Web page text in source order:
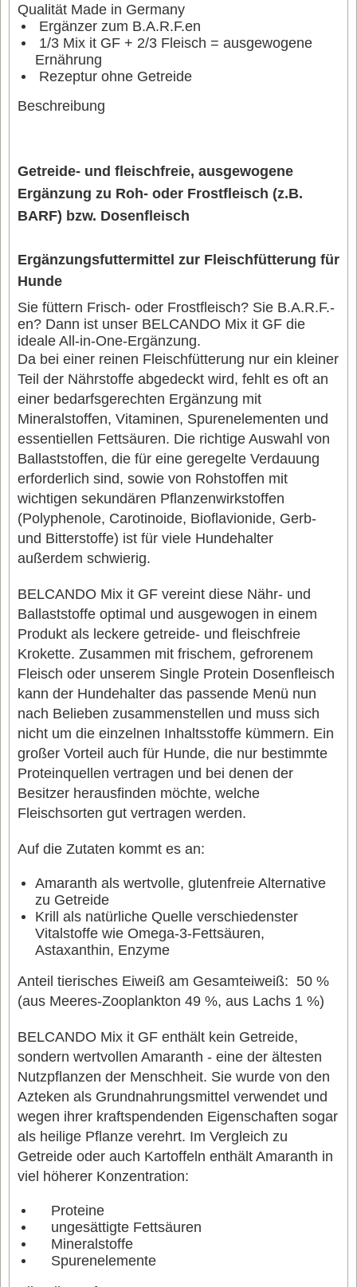
Qualität Made in Germany
Ergänzer zum B.A.R.F.en
1/3 Mix it GF + 2/3 Fleisch = ausgewogene
Ernährung
Rezeptur ohne Getreide
Beschreibung
Getreide- und fleischfreie, ausgewogene
Ergänzung zu Roh- oder Frostfleisch (z.B.
BARF) bzw. Dosenfleisch
Ergänzungsfuttermittel zur Fleischfütterung für
Hunde
Sie füttern Frisch- oder Frostfleisch? Sie B.A.R.F.-
en? Dann ist unser BELCANDO Mix it GF die
ideale All-in-One-Ergänzung.
Da bei einer reinen Fleischfütterung nur ein kleiner
Teil der Nährstoffe abgedeckt wird, fehlt es oft an
einer bedarfsgerechten Ergänzung mit
Mineralstoffen, Vitaminen, Spurenelementen und
essentiellen Fettsäuren. Die richtige Auswahl von
Ballaststoffen, die für eine geregelte Verdauung
erforderlich sind, sowie von Rohstoffen mit
wichtigen sekundären Pflanzenwirkstoffen
(Polyphenole, Carotinoide, Bioflavionide, Gerb-
und Bitterstoffe) ist für viele Hundehalter
außerdem schwierig.
BELCANDO Mix it GF vereint diese Nähr- und
Ballaststoffe optimal und ausgewogen in einem
Produkt als leckere getreide- und fleischfreie
Krokette. Zusammen mit frischem, gefrorenem
Fleisch oder unserem Single Protein Dosenfleisch
kann der Hundehalter das passende Menü nun
nach Belieben zusammenstellen und muss sich
nicht um die einzelnen Inhaltsstoffe kümmern. Ein
großer Vorteil auch für Hunde, die nur bestimmte
Proteinquellen vertragen und bei denen der
Besitzer herausfinden möchte, welche
Fleischsorten gut vertragen werden.
Auf die Zutaten kommt es an:
Amaranth als wertvolle, glutenfreie Alternative
zu Getreide
Krill als natürliche Quelle verschiedenster
Vitalstoffe wie Omega-3-Fettsäuren,
Astaxanthin, Enzyme
Anteil tierisches Eiweiß am Gesamteiweiß: 50 %
(aus Meeres-Zooplankton 49 %, aus Lachs 1 %)
BELCANDO Mix it GF enthält kein Getreide,
sondern wertvollen Amaranth - eine der ältesten
Nutzpflanzen der Menschheit. Sie wurde von den
Azteken als Grundnahrungsmittel verwendet und
wegen ihrer kraftspendenden Eigenschaften sogar
als heilige Pflanze verehrt. Im Vergleich zu
Getreide oder auch Kartoffeln enthält Amaranth in
viel höherer Konzentration:
Proteine
ungesättigte Fettsäuren
Mineralstoffe
Spurenelemente